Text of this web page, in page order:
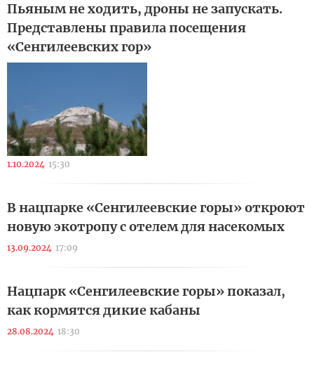
Пьяным не ходить, дроны не запускать.
Представлены правила посещения
«Сенгилеевских гор»
1.10.2024 15:30
В нацпарке «Сенгилеевские горы» откроют
новую экотропу с отелем для насекомых
13.09.2024 17:09
Нацпарк «Сенгилеевские горы» показал,
как кормятся дикие кабаны
28.08.2024 18:30